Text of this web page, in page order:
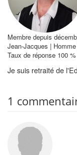
Membre depuis
Jean-Jacques |
Taux de réponse 100 %
Je suis retraité de
1